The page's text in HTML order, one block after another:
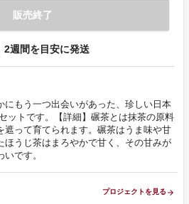
販売終了
2週間を目安に発送
にもう一つ出会いがあった、珍しい日本
ットです。【詳細】碾茶とは抹茶の原料
遮って育てられます。碾茶はうま味や甘
ほうじ茶はまろやかで甘く、その甘みが
です。
プロジェクトを見る arrow_forward